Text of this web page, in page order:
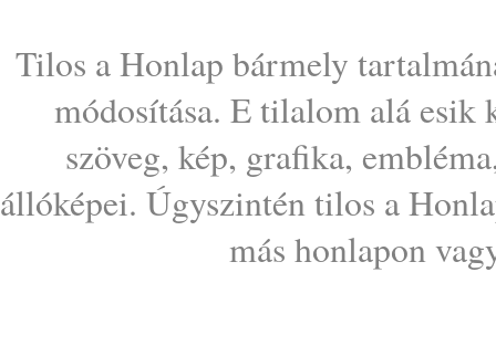
Tilos a Honlap bármely
módosítása. E tilalom alá esik
szöveg, kép, grafika,
állóképei. Úgyszintén tilos a
más honlapon